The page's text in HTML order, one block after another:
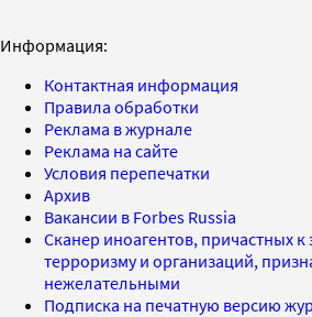
Информация:
Контактная информация
Правила обработки
Реклама в журнале
Реклама на сайте
Условия перепечатки
Архив
Вакансии в Forbes Russia
Сканер иноагентов, причастных к
терроризму и организаций,
нежелательными
Подписка на печатную версию